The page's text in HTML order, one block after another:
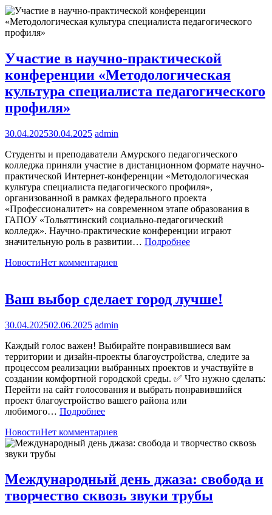
Участие в научно-практической
конференции «Методологическая
культура специалиста педагогического
профиля»
30.04.202530.04.2025 admin
Студенты и преподаватели Амурского педагогического
колледжа приняли участие в дистанционном формате научно-
практической Интернет-конференции «Методологическая
культура специалиста педагогического профиля»,
организованной в рамках федерального проекта
«Профессионалитет» на современном этапе образования в
ГАПОУ «Тольяттинский социально-педагогический
колледж». Научно-практические конференции играют
значительную роль в развитии… Подробнее
НовостиНет комментариев
Ваш выбор сделает город лучше!
30.04.202502.06.2025 admin
Каждый голос важен! Выбирайте понравившиеся вам
территории и дизайн-проекты благоустройства, следите за
процессом реализации выбранных проектов и участвуйте в
создании комфортной городской среды. ✅ Что нужно сделать:
Перейти на сайт голосования и выбрать понравившийся
проект благоустройство вашего района или
любимого… Подробнее
НовостиНет комментариев
Международный день джаза: свобода и
творчество сквозь звуки трубы